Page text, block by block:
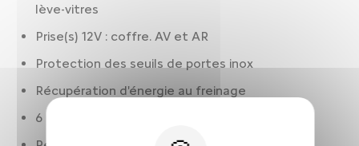
lève-vitres
Prise(s) 12V : coffre. AV et AR
Protection des seuils de portes inox
Récupération d'énergie au freinage
6 airbags